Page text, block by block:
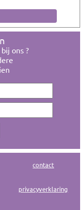
ons ?
contact
privacyverklaring